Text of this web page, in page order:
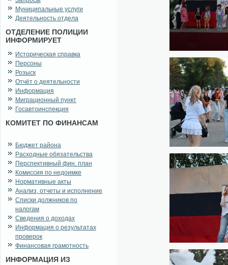
Муниципальные услуги
Деятельность отдела
ОТДЕЛЕНИЕ ПОЛИЦИИ
ИНФОРМИРУЕТ
Историческая справка
Персоны
Розыск
Отчёт о деятельности
Информация
Миграционный пункт
Госавтоинспекция
КОМИТЕТ ПО ФИНАНСАМ
Бюджет района
Расходные обязательства
Перспективный фин. план
Комиссия по недоимке
Нормативные акты
Анализ, отчеты и исполнение
Списки должников по
налогам
Сведения о доходах
Информация о результатах
проверок
Финансовая грамотность
ИНФОРМАЦИЯ ИЗ